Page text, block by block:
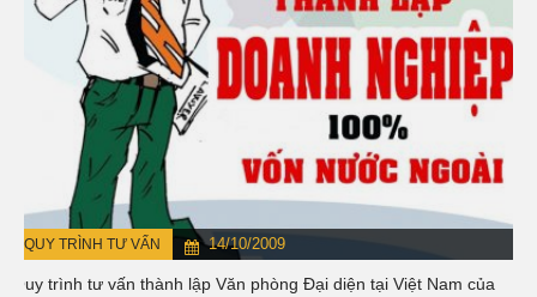
QUY TRÌNH TƯ VẤN 14/10/2009
Quy trình tư vấn thành lập Văn phòng Đại diện tại Việt Nam của